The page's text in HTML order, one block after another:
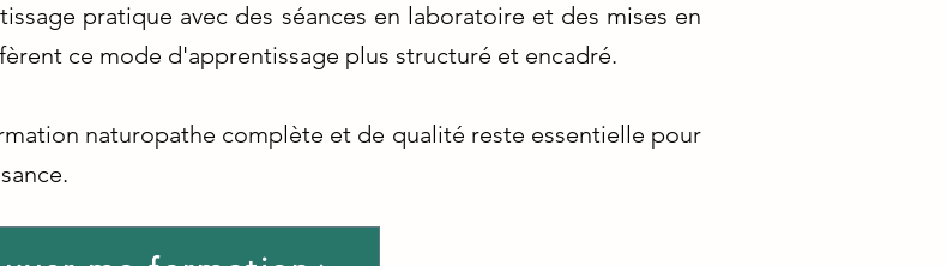
pratique avec des séances en laboratoire et des mises en
ce mode d'apprentissage plus structuré et encadré.
naturopathe complète et de qualité reste essentielle pour